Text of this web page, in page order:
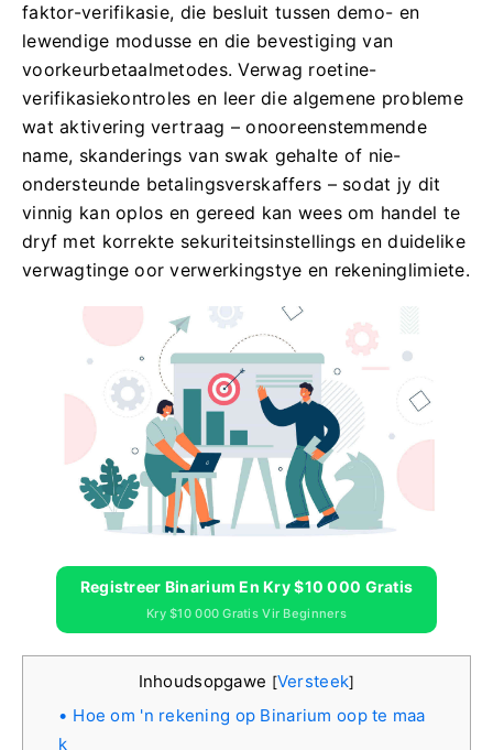
faktor-verifikasie, die besluit tussen demo- en
lewendige modusse en die bevestiging van
voorkeurbetaalmetodes. Verwag roetine-
verifikasiekontroles en leer die algemene probleme
wat aktivering vertraag – onooreenstemmende
name, skanderings van swak gehalte of nie-
ondersteunde betalingsverskaffers – sodat jy dit
vinnig kan oplos en gereed kan wees om handel te
dryf met korrekte sekuriteitsinstellings en duidelike
verwagtinge oor verwerkingstye en rekeninglimiete.
Registreer Binarium En Kry $10 000 Gratis
Kry $10 000 Gratis Vir Beginners
Inhoudsopgawe [Versteek]
Hoe om 'n rekening op Binarium oop te maa
k